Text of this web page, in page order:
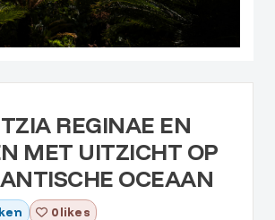
REGINAE EN
MET UITZICHT OP
OCEAAN
0 likes